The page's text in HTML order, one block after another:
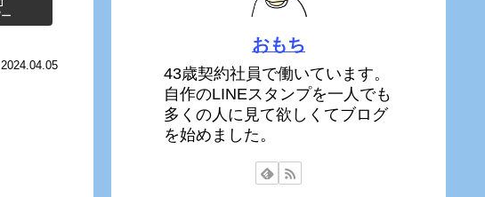
2024.04.05
おもち
43歳契約社員で働いています。
自作のLINEスタンプを一人でも
多くの人に見て欲しくてブログ
を始めました。